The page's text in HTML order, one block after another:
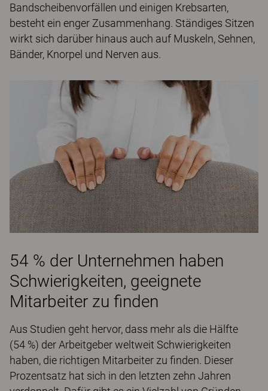
Bandscheibenvorfällen und einigen Krebsarten,
besteht ein enger Zusammenhang. Ständiges Sitzen
wirkt sich darüber hinaus auch auf Muskeln, Sehnen,
Bänder, Knorpel und Nerven aus.
54 % der Unternehmen haben
Schwierigkeiten, geeignete
Mitarbeiter zu finden
Aus Studien geht hervor, dass mehr als die Hälfte
(54 %) der Arbeitgeber weltweit Schwierigkeiten
haben, die richtigen Mitarbeiter zu finden. Dieser
Prozentsatz hat sich in den letzten zehn Jahren